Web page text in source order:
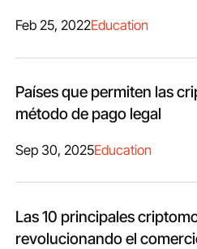
Feb 25, 2022Education
Países que permiten las
método de pago legal
Sep 30, 2025Education
Las 10 principales
revolucionando el